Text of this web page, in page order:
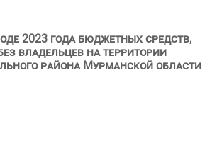
2023 года бюджетных средств,
владельцев на территории
района Мурманской области